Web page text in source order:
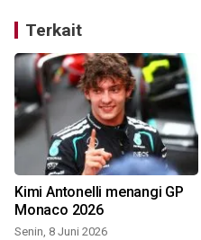
Terkait
Kimi Antonelli menangi GP
Monaco 2026
Senin, 8 Juni 2026